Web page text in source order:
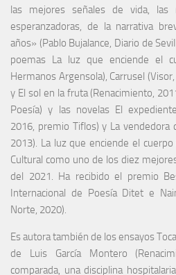
las mejores señales de vida,
esperanzadoras, de la narrativa
años» (Pablo Bujalance, Diario de
poemas La luz que enciende el
Hermanos Argensola), Carrusel
y El sol en la fruta (Renacimiento,
Poesía) y las novelas El
2016, premio Tiflos) y La vendedora
2013). La luz que enciende el
Cultural como uno de los diez
del 2021. Ha recibido el premio
Internacional de Poesía Ditet e
Norte, 2020).
Es autora también de los ensayos
de Luis García Montero
comparada, una disciplina